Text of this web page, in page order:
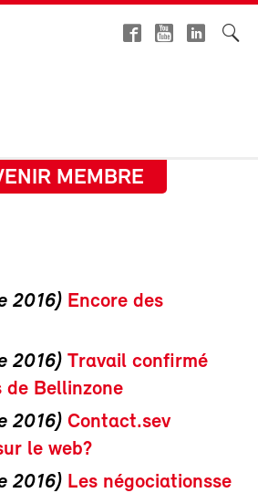
MEMBRE
2016) Encore des
2016) Travail confirmé
Bellinzone
2016) Contact.sev
le web?
2016) Les négociationsse